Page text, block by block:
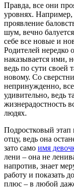
Правда, все они
уровнях. Например,
проявление
шум, вечно
себе все новые и
Родителей нередко
наказывается ими,
ведь по сути своей
новому. Со
непринужденно,
удивительно, ведь
жизнерадостность
людях.
Подростковый этап
отцу, ведь она
зато само имя
лени – она не
напротив, знает
работу и показать
плюс – в любой